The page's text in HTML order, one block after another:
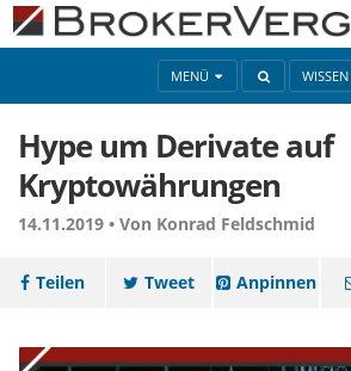
MENÜ WISSEN
Hype um Derivate auf
Kryptowährungen
14.11.2019 • Von Konrad Feldschmid
Teilen Tweet Anpinnen